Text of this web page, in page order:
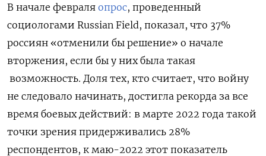
В начале февраля опрос, проведенный
социологами Russian Field, показал, что 37%
россиян «отменили бы решение» о начале
вторжения, если бы у них была такая
возможность. Доля тех, кто считает, что войну
не следовало начинать, достигла рекорда за все
время боевых действий: в марте 2022 года такой
точки зрения придерживались 28%
респондентов, к маю-2022 этот показатель